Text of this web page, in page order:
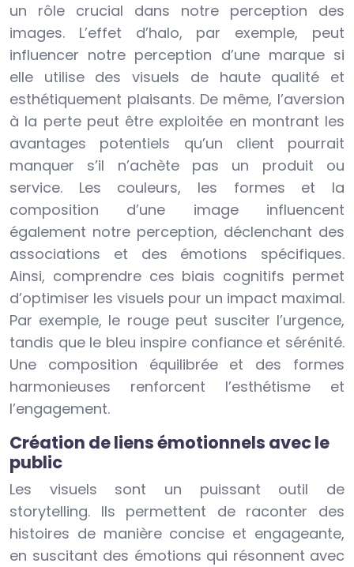
un rôle crucial dans notre perception des
images. L’effet d’halo, par exemple, peut
influencer notre perception d’une marque si
elle utilise des visuels de haute qualité et
esthétiquement plaisants. De même, l’aversion
à la perte peut être exploitée en montrant les
avantages potentiels qu’un client pourrait
manquer s’il n’achète pas un produit ou
service. Les couleurs, les formes et la
composition d’une image influencent
également notre perception, déclenchant des
associations et des émotions spécifiques.
Ainsi, comprendre ces biais cognitifs permet
d’optimiser les visuels pour un impact maximal.
Par exemple, le rouge peut susciter l’urgence,
tandis que le bleu inspire confiance et sérénité.
Une composition équilibrée et des formes
harmonieuses renforcent l’esthétisme et
l’engagement.
Création de liens émotionnels avec le
public
Les visuels sont un puissant outil de
storytelling. Ils permettent de raconter des
histoires de manière concise et engageante,
en suscitant des émotions qui résonnent avec